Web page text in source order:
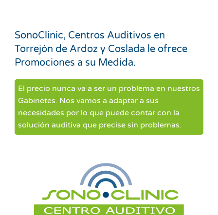
SonoClinic, Centros Auditivos en
Torrejón de Ardoz y Coslada le ofrece
Promociones a su Medida.
El precio nunca va a ser un problema en nuestros
Gabinetes. Nos vamos a adaptar a sus
necesidades por lo que puede contar con la
solución auditiva que precise sin problemas.